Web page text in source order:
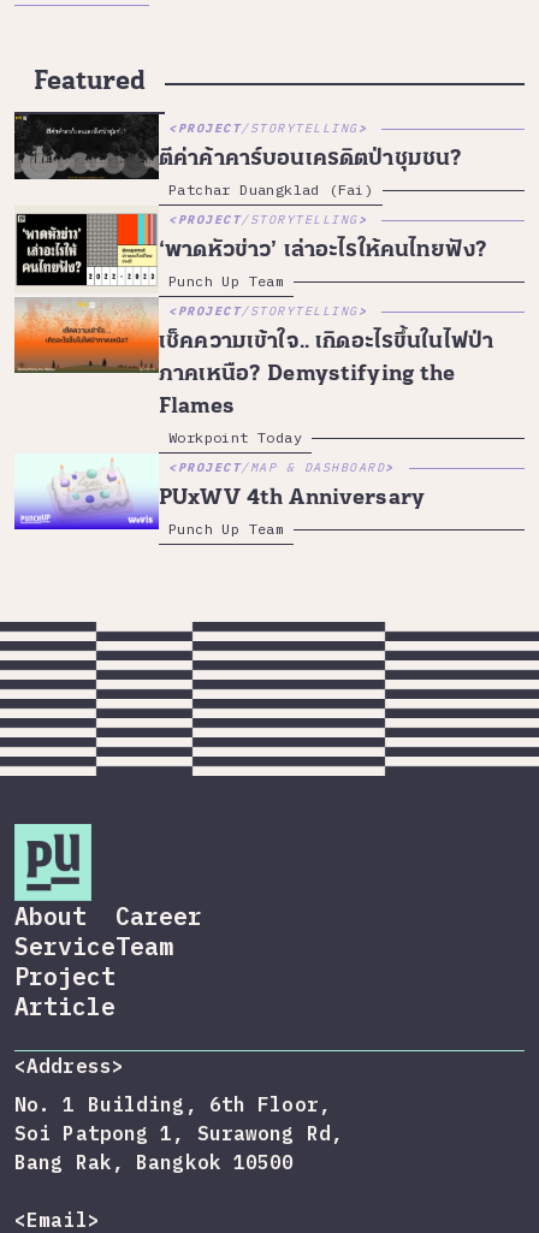
Featured
PROJECT/STORYTELLING
ตีค่าค้าคาร์บอนเครดิตป่าชุมชน?
Patchar Duangklad (Fai)
PROJECT/STORYTELLING
‘พาดหัวข่าว’ เล่าอะไรให้คนไทยฟัง?
Punch Up Team
PROJECT/STORYTELLING
เช็คความเข้าใจ.. เกิดอะไรขึ้นในไฟป่า
ภาคเหนือ? Demystifying the
Flames
Workpoint Today
PROJECT/MAP & DASHBOARD
PUxWV 4th Anniversary
Punch Up Team
About
Service
Project
Article
Career
Team
<Address>
No. 1 Building, 6th Floor,
Soi Patpong 1, Surawong Rd,
Bang Rak, Bangkok 10500
<Email>